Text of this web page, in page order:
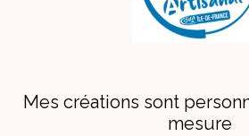
Mes créations sont
mesure